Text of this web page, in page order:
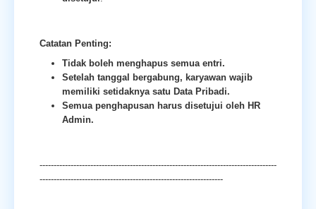
Catatan Penting:
Tidak boleh menghapus semua entri.
Setelah tanggal bergabung, karyawan wajib
memiliki setidaknya satu Data Pribadi.
Semua penghapusan harus disetujui oleh HR
Admin.
------------------------------------------------------------------------------------
-----------------------------------------------------------------